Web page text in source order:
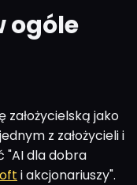
ogóle
założycielską jako
z założycieli i
"AI dla dobra
i akcjonariuszy".